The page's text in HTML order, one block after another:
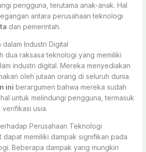
pengguna, terutama anak-anak. Hal
antara perusahaan teknologi
dan pemerintah.
Industri Digital
dua raksasa teknologi yang memiliki
industri digital. Mereka menyediakan
oleh jutaan orang di seluruh dunia.
ini berargumen bahwa mereka sudah
untuk melindungi pengguna, termasuk
usia.
Perusahaan Teknologi
dapat memiliki dampak signifikan pada
Beberapa dampak yang mungkin